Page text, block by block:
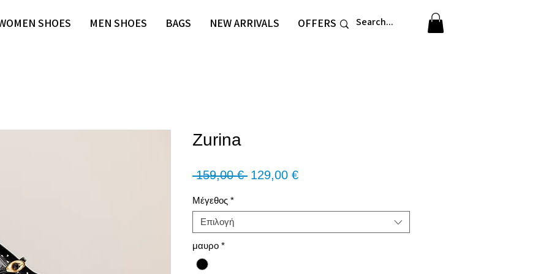
SHOES MEN SHOES BAGS NEW ARRIVALS OFFERS
Ζurina
159,00 € Κανονική
129,00 €Τιμή
Μέγεθος *
Επιλογή
μαυρο *